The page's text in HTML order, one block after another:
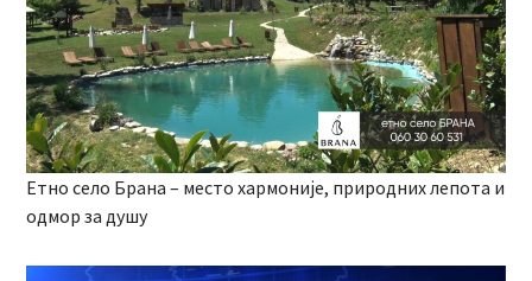
Етно село Брана – место хармоније, природних лепота и
одмор за душу